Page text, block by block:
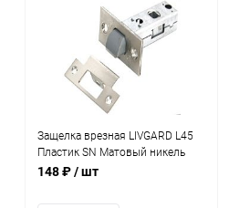
Защелка врезная LIVGARD L45
Пластик SN Матовый никель
148 ₽/ шт